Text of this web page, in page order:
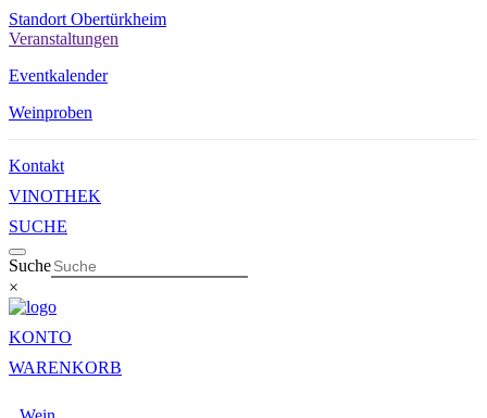
Standort Obertürkheim
Veranstaltungen
Eventkalender
Weinproben
Kontakt
VINOTHEK
SUCHE
Suche
×
KONTO
WARENKORB